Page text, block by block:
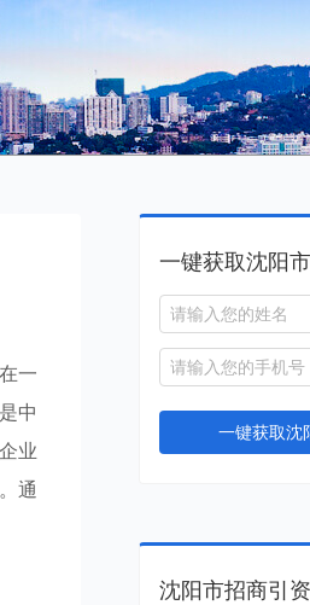
一
中
业
通
一键获取沈阳
一键获取沈
沈阳市招商引资